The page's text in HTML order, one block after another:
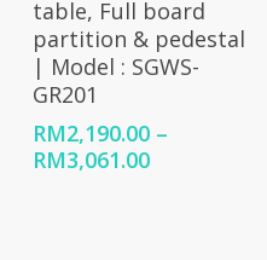
table, Full board
partition & pedestal
| Model : SGWS-
GR201
RM2,190.00 –
RM3,061.00Price